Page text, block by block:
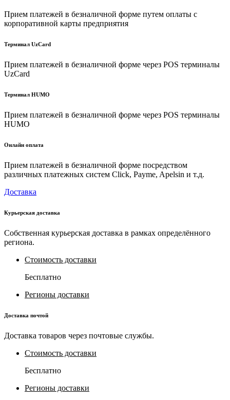
Прием платежей в безналичной форме путем оплаты с
корпоративной карты предприятия
Терминал UzCard
Прием платежей в безналичной форме через POS терминалы
UzCard
Терминал HUMO
Прием платежей в безналичной форме через POS терминалы
HUMO
Онлайн оплата
Прием платежей в безналичной форме посредством
различных платежных систем Click, Payme, Apelsin и т.д.
Доставка
Курьерская доставка
Собственная курьерская доставка в рамках определённого
региона.
Стоимость доставки
Бесплатно
Регионы доставки
Доставка почтой
Доставка товаров через почтовые службы.
Стоимость доставки
Бесплатно
Регионы доставки